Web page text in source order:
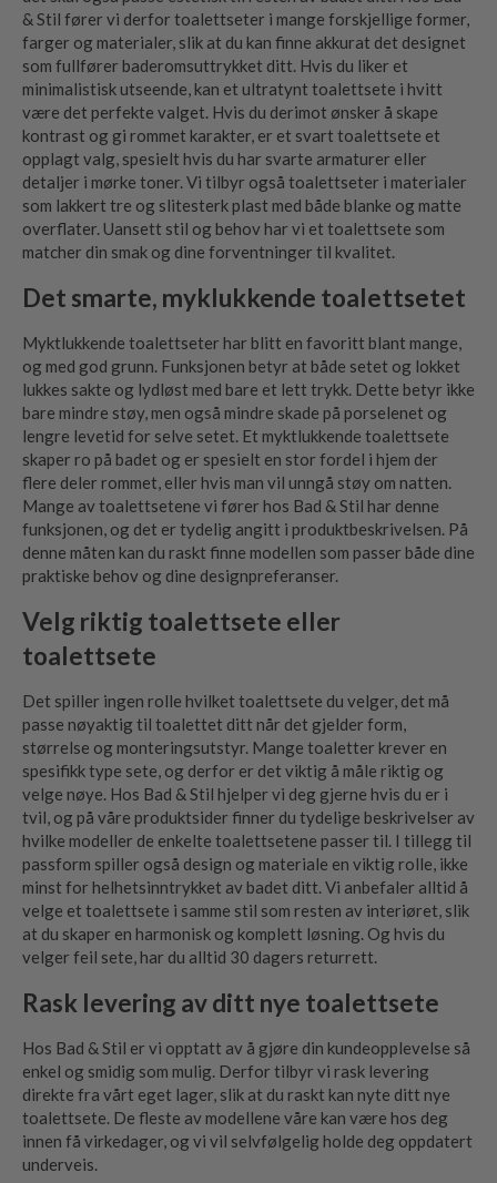
& Stil fører vi derfor toalettseter i mange forskjellige former,
farger og materialer, slik at du kan finne akkurat det designet
som fullfører baderomsuttrykket ditt. Hvis du liker et
minimalistisk utseende, kan et ultratynt toalettsete i hvitt
være det perfekte valget. Hvis du derimot ønsker å skape
kontrast og gi rommet karakter, er et svart toalettsete et
opplagt valg, spesielt hvis du har svarte armaturer eller
detaljer i mørke toner. Vi tilbyr også toalettseter i materialer
som lakkert tre og slitesterk plast med både blanke og matte
overflater. Uansett stil og behov har vi et toalettsete som
matcher din smak og dine forventninger til kvalitet.
Det smarte, myklukkende toalettsetet
Myktlukkende toalettseter har blitt en favoritt blant mange,
og med god grunn. Funksjonen betyr at både setet og lokket
lukkes sakte og lydløst med bare et lett trykk. Dette betyr ikke
bare mindre støy, men også mindre skade på porselenet og
lengre levetid for selve setet. Et myktlukkende toalettsete
skaper ro på badet og er spesielt en stor fordel i hjem der
flere deler rommet, eller hvis man vil unngå støy om natten.
Mange av toalettsetene vi fører hos Bad & Stil har denne
funksjonen, og det er tydelig angitt i produktbeskrivelsen. På
denne måten kan du raskt finne modellen som passer både dine
praktiske behov og dine designpreferanser.
Velg riktig toalettsete eller
toalettsete
Det spiller ingen rolle hvilket toalettsete du velger, det må
passe nøyaktig til toalettet ditt når det gjelder form,
størrelse og monteringsutstyr. Mange toaletter krever en
spesifikk type sete, og derfor er det viktig å måle riktig og
velge nøye. Hos Bad & Stil hjelper vi deg gjerne hvis du er i
tvil, og på våre produktsider finner du tydelige beskrivelser av
hvilke modeller de enkelte toalettsetene passer til. I tillegg til
passform spiller også design og materiale en viktig rolle, ikke
minst for helhetsinntrykket av badet ditt. Vi anbefaler alltid å
velge et toalettsete i samme stil som resten av interiøret, slik
at du skaper en harmonisk og komplett løsning. Og hvis du
velger feil sete, har du alltid 30 dagers returrett.
Rask levering av ditt nye toalettsete
Hos Bad & Stil er vi opptatt av å gjøre din kundeopplevelse så
enkel og smidig som mulig. Derfor tilbyr vi rask levering
direkte fra vårt eget lager, slik at du raskt kan nyte ditt nye
toalettsete. De fleste av modellene våre kan være hos deg
innen få virkedager, og vi vil selvfølgelig holde deg oppdatert
underveis.